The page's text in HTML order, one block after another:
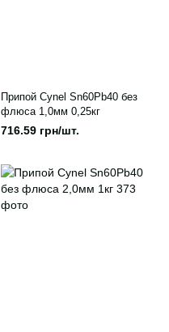
Припой Cynel Sn60Pb40 без
флюса 1,0мм 0,25кг
716.59 грн/шт.